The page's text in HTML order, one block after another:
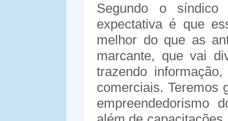
Segundo o
expectativa é que
melhor do que as
marcante, que vai
trazendo
comerciais. Teremos
empreendedorismo